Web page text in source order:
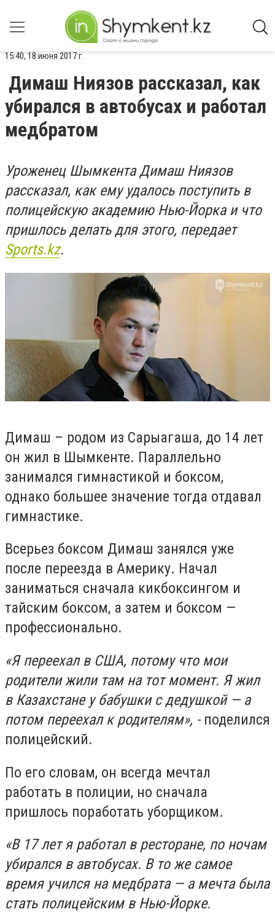
15:40, 18 июня 2017 г.
Димаш Ниязов рассказал, как
убирался в автобусах и работал
медбратом
Уроженец Шымкента Димаш Ниязов
рассказал, как ему удалось поступить в
полицейскую академию Нью-Йорка и что
пришлось делать для этого, передает
Sports.kz.
Димаш – родом из Сарыагаша, до 14 лет
он жил в Шымкенте. Параллельно
занимался гимнастикой и боксом,
однако большее значение тогда отдавал
гимнастике.
Всерьез боксом Димаш занялся уже
после переезда в Америку. Начал
заниматься сначала кикбоксингом и
тайским боксом, а затем и боксом —
профессионально.
«Я переехал в США, потому что мои
родители жили там на тот момент. Я жил
в Казахстане у бабушки с дедушкой — а
потом переехал к родителям», - поделился
полицейский.
По его словам, он всегда мечтал
работать в полиции, но сначала
пришлось поработать уборщиком.
«В 17 лет я работал в ресторане, по ночам
убирался в автобусах. В то же самое
время учился на медбрата — а мечта была
стать полицейским в Нью-Йорке.